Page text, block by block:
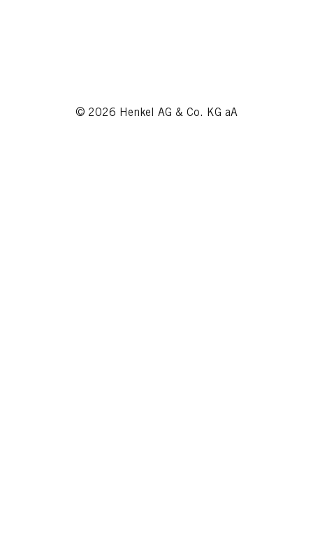
© 2026 Henkel AG & Co. KG aA